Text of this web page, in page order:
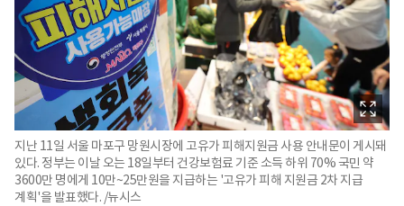
지난 11일 서울 마포구 망원시장에 고유가 피해지원금 사용 안내문이 게시돼
있다. 정부는 이날 오는 18일부터 건강보험료 기준 소득 하위 70% 국민 약
3600만 명에게 10만~25만원을 지급하는 '고유가 피해 지원금 2차 지급
계획'을 발표했다. /뉴시스